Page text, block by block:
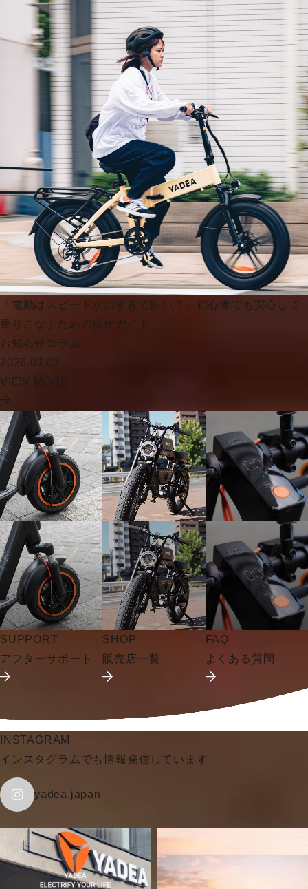
「電動はスピードが出すぎて怖い？」初心者でも安心して
乗りこなすための操作ガイド
お知らせ コラム
2026.07.07
VIEW MORE
SUPPORT
アフターサポート
SHOP
販売店一覧
FAQ
よくある質問
INSTAGRAM
インスタグラムでも情報発信しています
yadea.japan